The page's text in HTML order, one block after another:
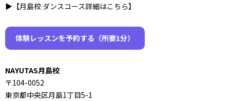
▶︎【月島校 ダンスコース詳細はこちら】
体験レッスンを予約する（所要1分）
NAYUTAS月島校
〒104-0052
東京都中央区月島1丁目5-1